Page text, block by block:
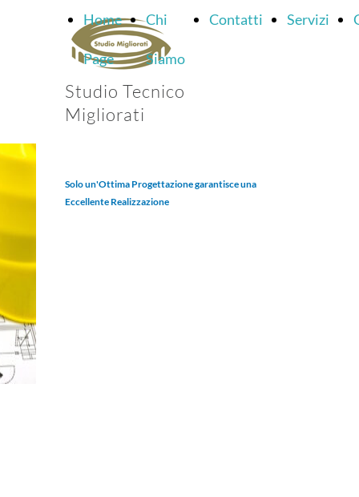
Home
Page
Chi
Siamo
Contatti Servizi
Studio Tecnico
Migliorati
Solo un'Ottima Progettazione garantisce una
Eccellente Realizzazione